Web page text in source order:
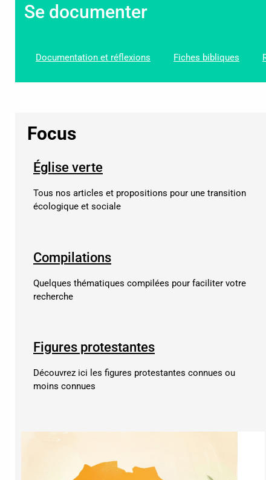
Se documenter
Documentation et réflexions Fiches bibliques
Focus
Église verte
Tous nos articles et propositions pour une transition
écologique et sociale
Compilations
Quelques thématiques compilées pour faciliter votre
recherche
Figures protestantes
Découvrez ici les figures protestantes connues ou
moins connues